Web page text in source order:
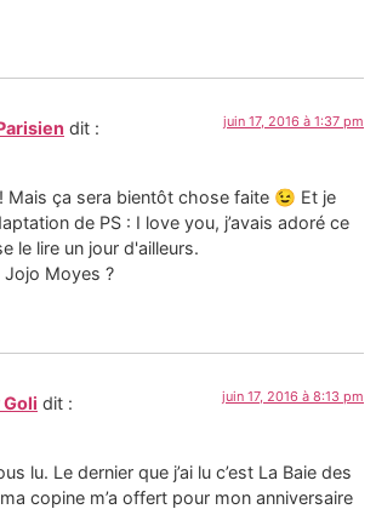
dit : juin 17, 2016 à 1:37 pm
Mais ça sera bientôt chose faite 😉 Et je
de PS : I love you, j’avais adoré ce
le lire un jour d'ailleurs.
Jojo Moyes ?
dit : juin 17, 2016 à 8:13 pm
lu. Le dernier que j’ai lu c’est La Baie des
copine m’a offert pour mon anniversaire